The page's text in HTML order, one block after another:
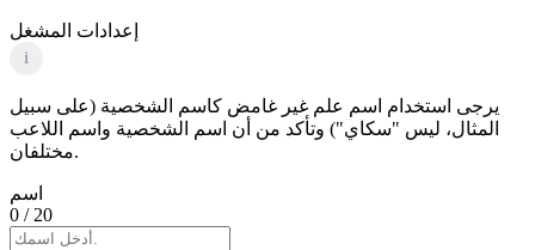
إعدادات المشغل
i
يرجى استخدام اسم علم غير غامض كاسم الشخصية (على سبيل
المثال، ليس "سكاي") وتأكد من أن اسم الشخصية واسم اللاعب
مختلفان.
اسم
0 / 20